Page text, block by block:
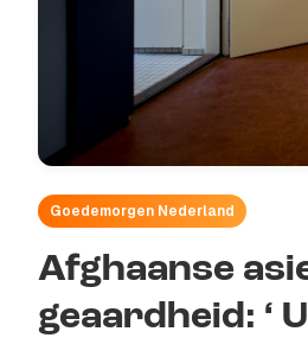
Goedemorgen Nederland
Afghaanse
geaardheid: ‘